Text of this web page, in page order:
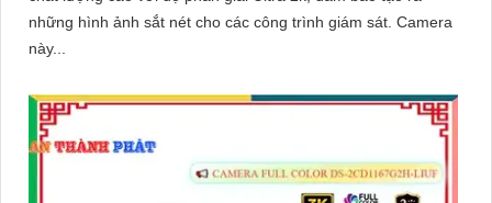
những hình ảnh sắt nét cho các công trình giám sát. Camera
này...